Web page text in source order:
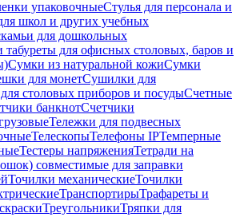
упаковочныеСтулья для персонала и
школ и других учебных
для дошкольных
табуреты для офисных столовых, баров и
Сумки из натуральной кожиСумки
для монетСушилки для
столовых приборов и посудыСчетные
банкнотСчетчики
Тележки для подвесных
ТелескопыТелефоны IPТемперные
Тестеры напряженияТетради на
совместимые для заправки
Точилки механическиеТочилки
ТранспортирыТрафареты и
ТреугольникиТряпки для